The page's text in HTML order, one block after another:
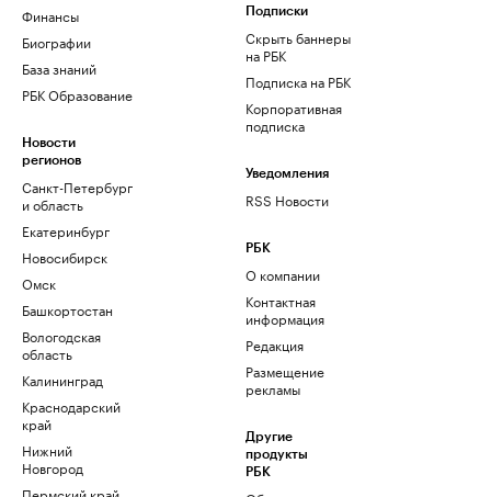
Финансы
Биографии
База знаний
РБК Образование
Новости
регионов
Санкт-Петербург
и область
Екатеринбург
Новосибирск
Омск
Башкортостан
Вологодская
область
Калининград
Краснодарский
край
Нижний
Новгород
Подписки
Скрыть баннеры
на РБК
Подписка на РБК
Корпоративная
подписка
Уведомления
RSS Новости
РБК
О компании
Контактная
информация
Редакция
Размещение
рекламы
Другие
продукты
РБК